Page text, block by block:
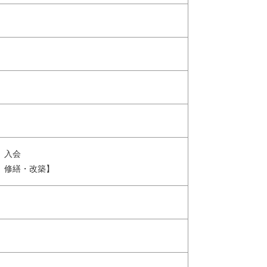
入会
繕・改築】